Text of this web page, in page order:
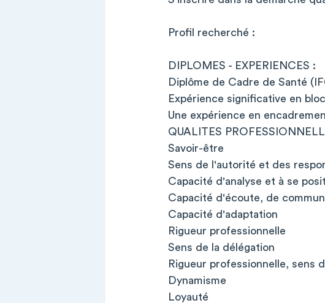
Profil recherché :
DIPLOMES - EXPERIENCES :
Diplôme de Cadre de Santé
Expérience significative en
Une expérience en
QUALITES
Savoir-être
Sens de l'autorité et des
Capacité d'analyse et à se
Capacité d'écoute, de
Capacité d'adaptation
Rigueur professionnelle
Sens de la délégation
Rigueur professionnelle, sens
Dynamisme
Loyauté